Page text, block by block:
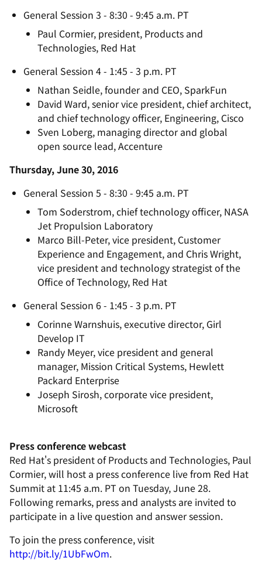
General Session 3 - 8:30 - 9:45 a.m. PT
Paul Cormier, president, Products and
Technologies, Red Hat
General Session 4 - 1:45 - 3 p.m. PT
Nathan Seidle, founder and CEO, SparkFun
David Ward, senior vice president, chief architect,
and chief technology officer, Engineering, Cisco
Sven Loberg, managing director and global
open source lead, Accenture
Thursday, June 30, 2016
General Session 5 - 8:30 - 9:45 a.m. PT
Tom Soderstrom, chief technology officer, NASA
Jet Propulsion Laboratory
Marco Bill-Peter, vice president, Customer
Experience and Engagement, and Chris Wright,
vice president and technology strategist of the
Office of Technology, Red Hat
General Session 6 - 1:45 - 3 p.m. PT
Corinne Warnshuis, executive director, Girl
Develop IT
Randy Meyer, vice president and general
manager, Mission Critical Systems, Hewlett
Packard Enterprise
Joseph Sirosh, corporate vice president,
Microsoft
Press conference webcast
Red Hat's president of Products and Technologies, Paul
Cormier, will host a press conference live from Red Hat
Summit at 11:45 a.m. PT on Tuesday, June 28.
Following remarks, press and analysts are invited to
participate in a live question and answer session.
To join the press conference, visit
http://bit.ly/1UbFwOm.